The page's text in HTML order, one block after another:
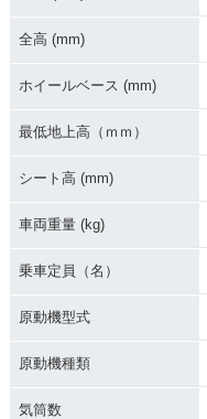
全高 (mm)
ホイールベース (mm)
最低地上高（ｍｍ）
シート高 (mm)
車両重量 (kg)
乗車定員（名）
原動機型式
原動機種類
気筒数